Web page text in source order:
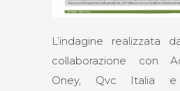
L’indagine realizzata
collaborazione con
Oney, Qvc Italia e